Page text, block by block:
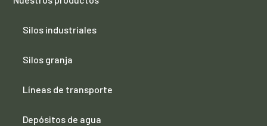
Silos industriales
Silos granja
Líneas de transporte
Depósitos de agua